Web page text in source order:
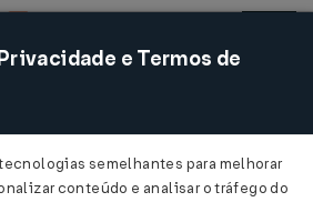
Acessar
e Termos de
semelhantes para melhorar
conteúdo e analisar o tráfego do